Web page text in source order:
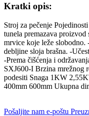
Kratki opis:
Stroj za pečenje
tunela premazava
mrvice koje leže slobodno.
debljine sloja brašna. -
-Prema čišćenja i
SXJ600-I Brzina mrežnog
podesiti Snaga 1KW
400mm 600mm Ukupna
Pošaljite nam e-poštu